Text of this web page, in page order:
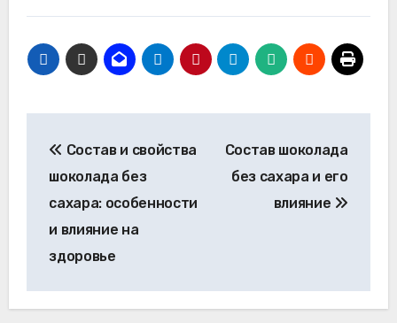
по
записям
Состав и свойства
шоколада без
сахара: особенности
и влияние на
здоровье
Состав шоколада
без сахара и его
влияние